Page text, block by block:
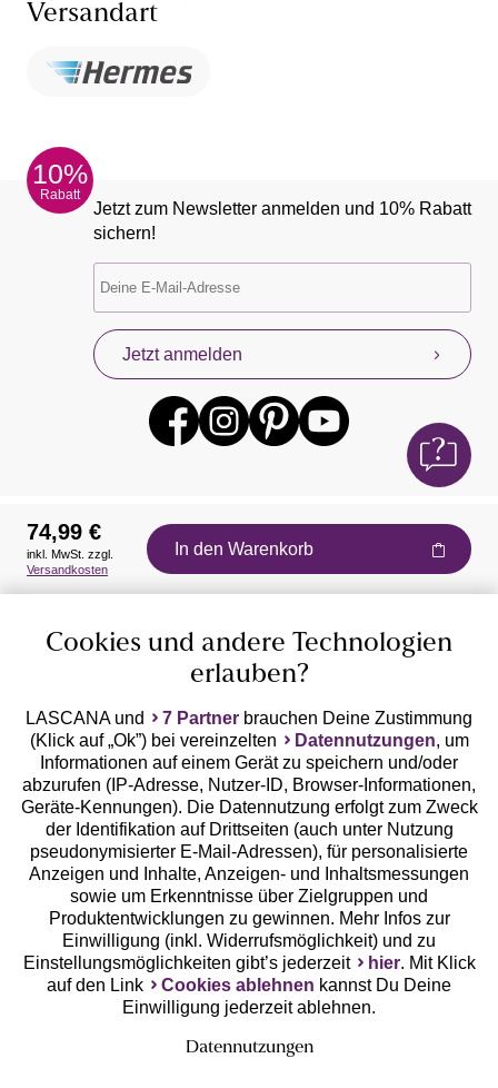
Versandart
10%
Rabatt
Jetzt zum Newsletter anmelden und 10% Rabatt
sichern!
Jetzt anmelden
Auszeichnungen
Geprüfte Sicherheit
Unsere Apps
74,99 €
inkl. MwSt. zzgl.
Versandkosten
In den Warenkorb
Cookies und andere Technologien
erlauben?
LASCANA und 7 Partner brauchen Deine Zustimmung
(Klick auf „Ok”) bei vereinzelten
Datennutzungen, um
Informationen auf einem Gerät zu speichern und/oder
abzurufen (IP-Adresse, Nutzer-ID, Browser-Informationen,
Geräte-Kennungen). Die Datennutzung erfolgt zum Zweck
der Identifikation auf Drittseiten (auch unter Nutzung
pseudonymisierter E-Mail-Adressen), für personalisierte
Anzeigen und Inhalte, Anzeigen- und Inhaltsmessungen
sowie um Erkenntnisse über Zielgruppen und
Produktentwicklungen zu gewinnen. Mehr Infos zur
Einwilligung (inkl. Widerrufsmöglichkeit) und zu
Einstellungsmöglichkeiten gibt’s jederzeit
hier. Mit Klick
auf den Link
Cookies ablehnen kannst Du Deine
Einwilligung jederzeit ablehnen.
Datennutzungen